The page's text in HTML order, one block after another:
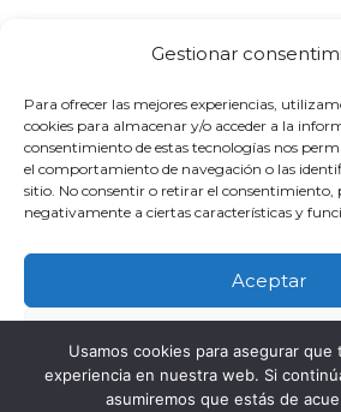
Gestionar
Para ofrecer las mejores experiencias,
cookies para almacenar y/o acceder a la
consentimiento de estas tecnologías nos
el comportamiento de navegación o las
sitio. No consentir o retirar el consentimiento,
negativamente a ciertas características y
Aceptar
Ver
Haz clic para aceptar
marketing y permitir este
Oficina
C/ Comandante Díaz Trayter, 67 35600
Usamos cookies para asegurar que
experiencia en nuestra web. Si
asumiremos que estás de